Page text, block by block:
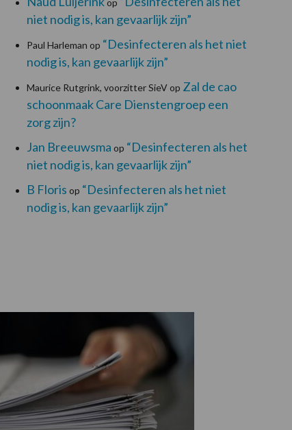
niet nodig is, kan gevaarlijk zijn”
Paul Harleman op “Desinfecteren als het niet
nodig is, kan gevaarlijk zijn”
Maurice Rutgrink, voorzitter SieVop Zal de cao
schoonmaak Care Dienstengroep een
zorg zijn?
Jan Breeuwsma op “Desinfecteren als het
niet nodig is, kan gevaarlijk zijn”
B Floris op “Desinfecteren als het niet
nodig is, kan gevaarlijk zijn”